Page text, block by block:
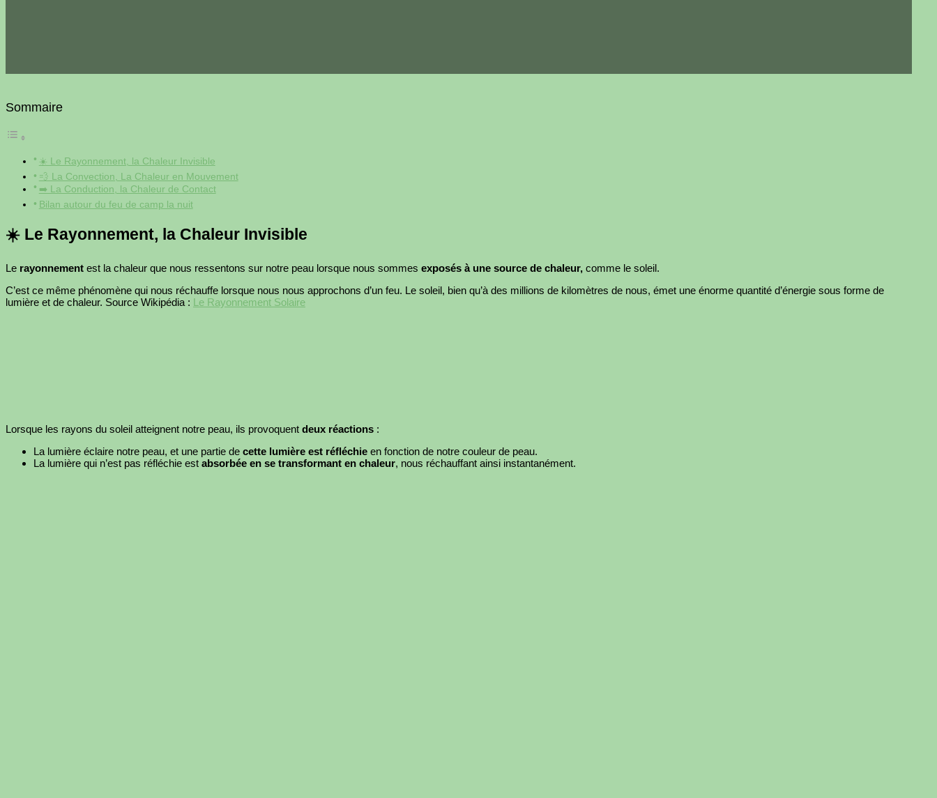
Sommaire
☀️ Le Rayonnement, la Chaleur Invisible
💨 La Convection, La Chaleur en Mouvement
➡️ La Conduction, la Chaleur de Contact
Bilan autour du feu de camp la nuit
☀️ Le Rayonnement, la Chaleur Invisible
Le rayonnement est la chaleur que nous ressentons sur notre peau lorsque nous sommes exposés à une source de chaleur, comme le soleil.
C’est ce même phénomène qui nous réchauffe lorsque nous nous approchons d’un feu. Le soleil, bien qu’à des millions de kilomètres de nous, émet une énorme quantité d’énergie sous forme de
lumière et de chaleur. Source Wikipédia : Le Rayonnement Solaire
Lorsque les rayons du soleil atteignent notre peau, ils provoquent deux réactions :
La lumière éclaire notre peau, et une partie de cette lumière est réfléchie en fonction de notre couleur de peau.
La lumière qui n’est pas réfléchie est absorbée en se transformant en chaleur, nous réchauffant ainsi instantanément.